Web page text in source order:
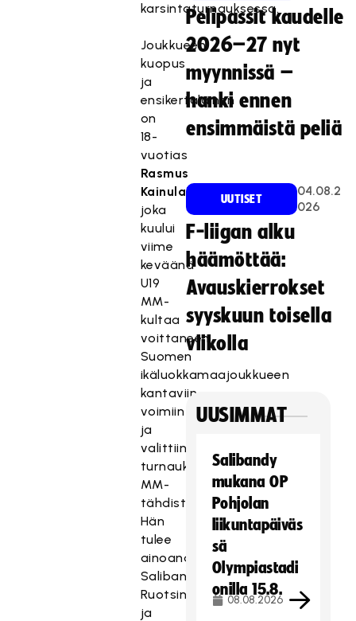
karsintaturnauksessa.
Joukkueen
kuopus
ja
ensikertalainen
on
18-
vuotias
Rasmus
Kainulainen
joka
kuului
viime
keväänä
U19
MM-
kultaa
voittaneen
Suomen
ikäluokkamaajoukkueen
kantaviin
voimiin
ja
valittiin
turnauksen
MM-
tähdistöön.
Hän
tulee
ainoana
Salibandyliigan,
Ruotsin
ja
Pelipassit kaudelle
2026–27 nyt
myynnissä –
hanki ennen
ensimmäistä peliä
UUTISET
04.08.2
026
F-liigan alku
häämöttää:
Avauskierrokset
syyskuun toisella
viikolla
UUSIMMAT
Salibandy
mukana OP
Pohjolan
liikuntapäiväs
sä
Olympiastadi
onilla 15.8.
08.08.2026